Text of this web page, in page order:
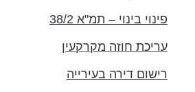
פינוי בינוי – תמ"א 38/2
עריכת חוזה מקרקעין
רישום דירה בעירייה